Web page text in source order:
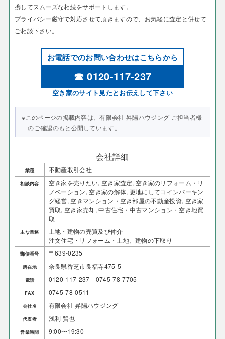
携してスムーズな相続をサポートします。
プライバシー厳守で対応させて頂きますので、お気軽に査定と併せて
ご相談下さい。
お電話でのお問い合わせはこちらから
☎ 0120-117-237
空き家のサイト見たとお伝えして下さい
※このページの掲載内容は、有限会社 昇陽ハウジング ご担当者様
のご確認のもと公開しています。
会社詳細
業種 不動産取引会社
相談内容
空き家を売りたい, 空き家査定, 空き家のリフォーム・リ
ノベーション, 空き家の解体, 更地にしてコインパーキン
グ経営, 空きマンション・空き部屋の不動産投資, 空き家
買取, 空き家売却, 中古住宅・中古マンション・空き地買
取
主な業務
土地・建物の売買及び仲介
注文住宅・リフォーム・土地、建物の下取り
郵便番号 〒639-0235
所在地 奈良県香芝市良福寺475-5
電話 0120-117-237 0745-78-7705
FAX 0745-78-0511
会社名 有限会社 昇陽ハウジング
代表者 浅利 賢也
営業時間 9:00〜19:30